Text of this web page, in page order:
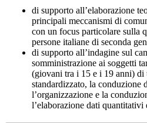
di supporto all’elaborazione
principali meccanismi di
con un focus particolare sulla
persone italiane di seconda
di supporto all’indagine sul
somministrazione ai soggetti
(giovani tra i 15 e i 19 anni) di
standardizzato, la conduzione
l’organizzazione e la
l’elaborazione dati quantitativi